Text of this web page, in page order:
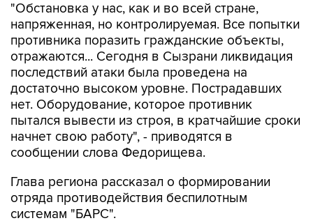
"Обстановка у нас, как и во всей стране,
напряженная, но контролируемая. Все попытки
противника поразить гражданские объекты,
отражаются... Сегодня в Сызрани ликвидация
последствий атаки была проведена на
достаточно высоком уровне. Пострадавших
нет. Оборудование, которое противник
пытался вывести из строя, в кратчайшие сроки
начнет свою работу", - приводятся в
сообщении слова Федорищева.
Глава региона рассказал о формировании
отряда противодействия беспилотным
системам "БАРС".